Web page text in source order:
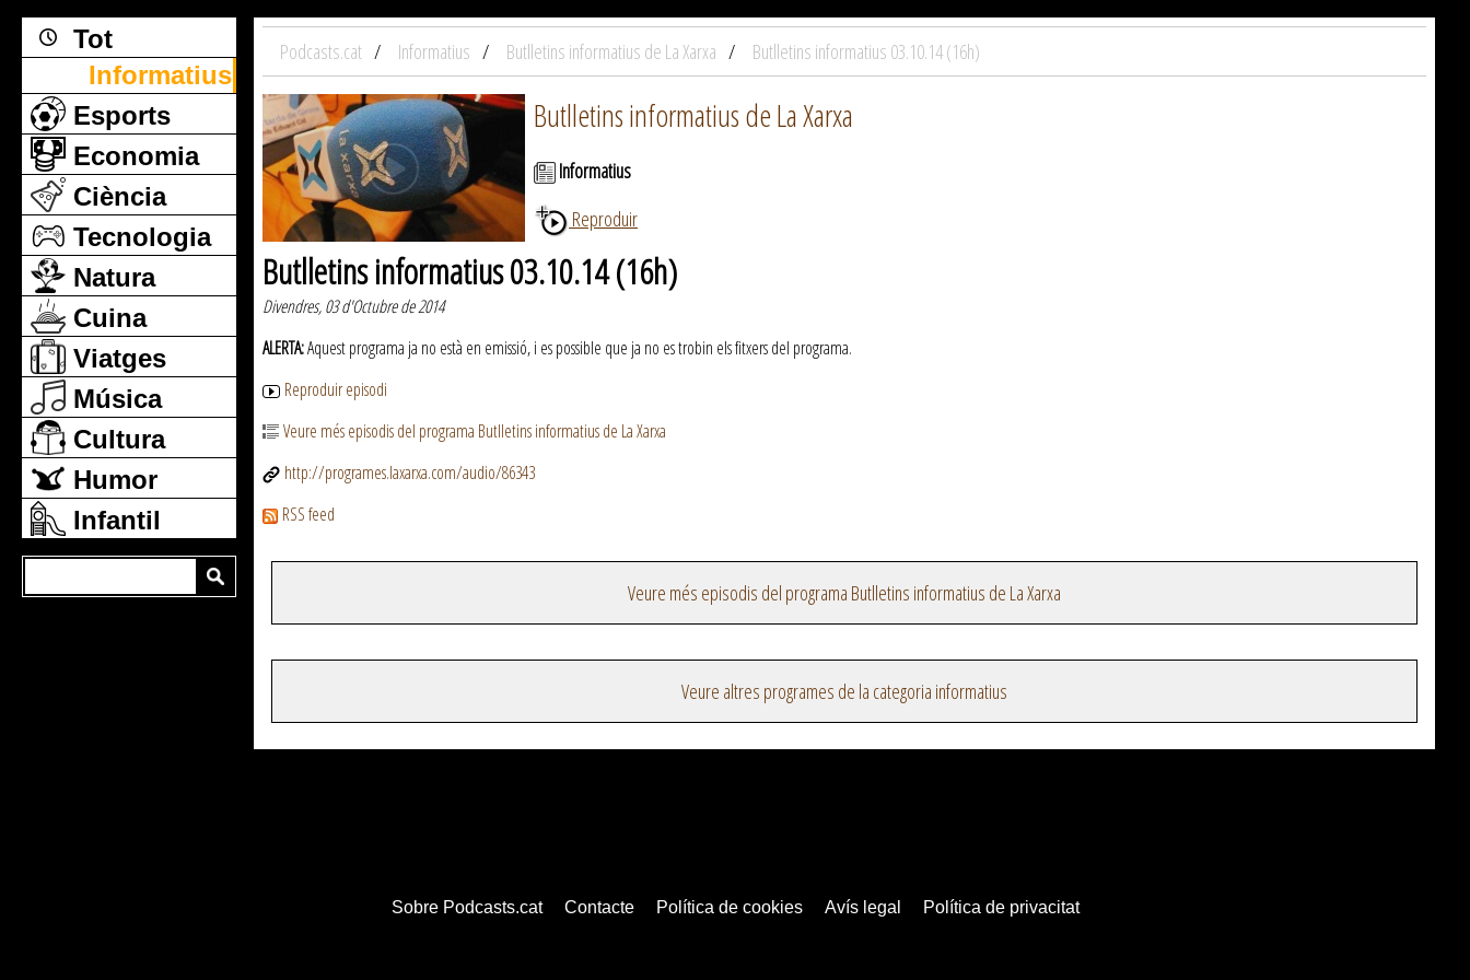
Tot
Informatius
Esports
Economia
Ciència
Tecnologia
Natura
Cuina
Viatges
Música
Cultura
Humor
Infantil
Podcasts.cat Informatius Butlletins informatius de La Xarxa Butlletins informatius 03.10.14 (16h)
Butlletins informatius de La Xarxa
Informatius
Reproduir
Butlletins informatius 03.10.14 (16h)
Divendres, 03 d'Octubre de 2014
ALERTA:Aquest programa ja no està en emissió, i es possible que ja no es trobin els fitxers del programa.
Reproduir episodi
Veure més episodis del programa Butlletins informatius de La Xarxa
http://programes.laxarxa.com/audio/86343
RSS feed
Veure més episodis del programa Butlletins informatius de La Xarxa
Veure altres programes de la categoria informatius
Sobre Podcasts.cat Contacte Política de cookies Avís legal Política de privacitat